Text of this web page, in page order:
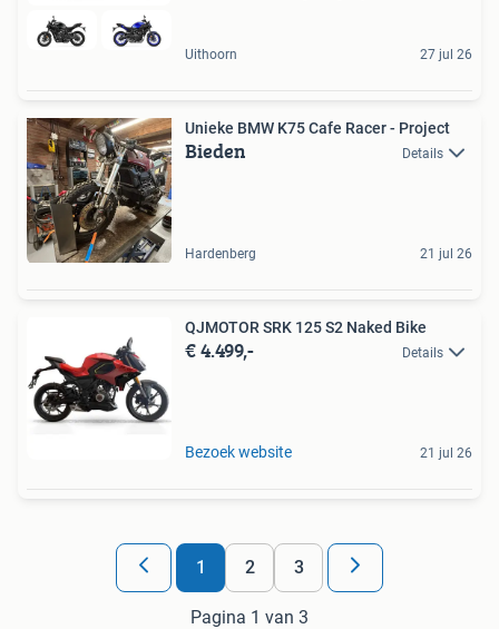
Uithoorn 27 jul 26
Unieke BMW K75 Cafe Racer - Project
Bieden Details
Hardenberg 21 jul 26
QJMOTOR SRK 125 S2 Naked Bike
€ 4.499,- Details
Bezoek website 21 jul 26
1 2 3
Pagina 1 van 3